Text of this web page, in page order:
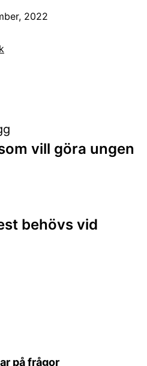
2022
vill göra ungen
behövs vid
på frågor